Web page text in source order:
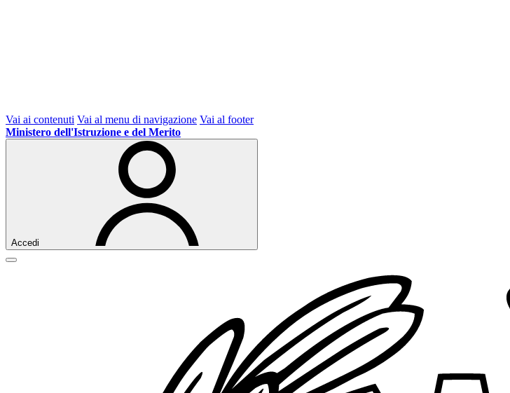
Vai ai contenuti Vai al menu di navigazione Vai al footer
Ministero dell'Istruzione e del Merito
Accedi